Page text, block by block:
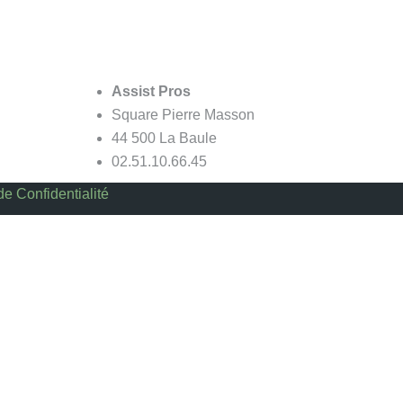
Assist Pros
Square Pierre Masson
44 500 La Baule
02.51.10.66.45
Confidentialité